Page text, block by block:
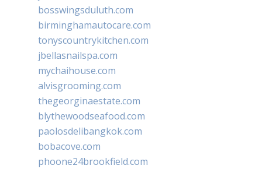
bosswingsduluth.com
birminghamautocare.com
tonyscountrykitchen.com
jbellasnailspa.com
mychaihouse.com
alvisgrooming.com
thegeorginaestate.com
blythewoodseafood.com
paolosdelibangkok.com
bobacove.com
phoone24brookfield.com